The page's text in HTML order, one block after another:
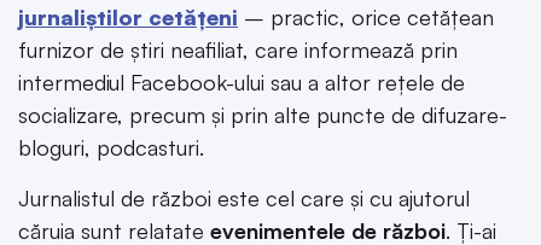
jurnaliștilor cetățeni – practic, orice cetățean
furnizor de știri neafiliat, care informează prin
intermediul Facebook-ului sau a altor rețele de
socializare, precum și prin alte puncte de difuzare-
bloguri, podcasturi.
Jurnalistul de război este cel care și cu ajutorul
căruia sunt relatate evenimentele de război. Ți-ai